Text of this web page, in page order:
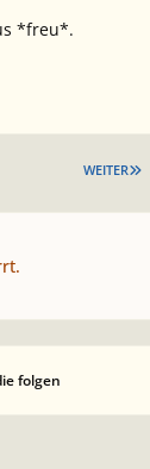
*freu*.
WEITER
folgen